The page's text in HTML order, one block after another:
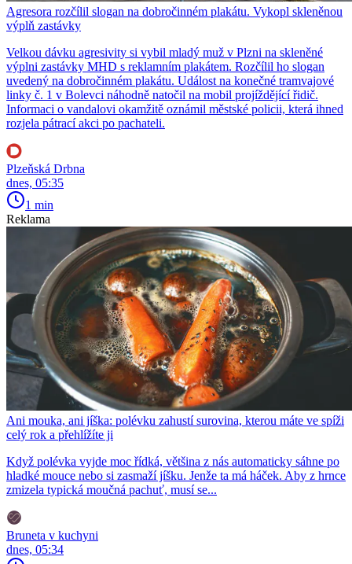
Agresora rozčílil slogan na dobročinném plakátu. Vykopl skleněnou
výplň zastávky
Velkou dávku agresivity si vybil mladý muž v Plzni na skleněné
výplni zastávky MHD s reklamním plakátem. Rozčílil ho slogan
uvedený na dobročinném plakátu. Událost na konečné tramvajové
linky č. 1 v Bolevci náhodně natočil na mobil projíždějící řidič.
Informaci o vandalovi okamžitě oznámil městské policii, která ihned
rozjela pátrací akci po pachateli.
Plzeňská Drbna
dnes, 05:35
1 min
Reklama
Ani mouka, ani jíška: polévku zahustí surovina, kterou máte ve spíži
celý rok a přehlížíte ji
Když polévka vyjde moc řídká, většina z nás automaticky sáhne po
hladké mouce nebo si zasmaží jíšku. Jenže ta má háček. Aby z hrnce
zmizela typická moučná pachuť, musí se...
Bruneta v kuchyni
dnes, 05:34